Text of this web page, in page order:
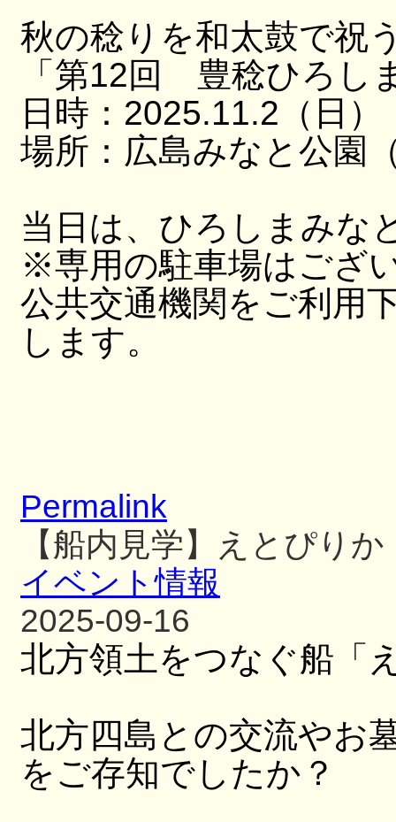
秋の稔りを和太鼓で祝
「第12回 豊稔ひろし
日時：2025.11.2（日
場所：広島みなと公園
当日は、ひろしまみな
※専用の駐車場はござ
公共交通機関をご利用
します。
Permalink
【船内見学】えとぴりか
イベント情報
2025-09-16
北方領土をつなぐ船「
北方四島との交流やお
をご存知でしたか？